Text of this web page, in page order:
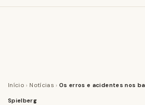
Início › Notícias › Os erros e acidentes nos
Spielberg